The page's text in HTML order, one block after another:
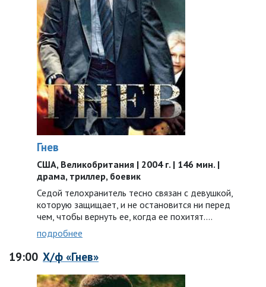
Гнев
США, Великобритания | 2004 г. | 146 мин. |
драма, триллер, боевик
Седой телохранитель тесно связан с девушкой,
которую защищает, и не остановится ни перед
чем, чтобы вернуть ее, когда ее похитят.…
подробнее
19:00 Х/ф «Гнев»